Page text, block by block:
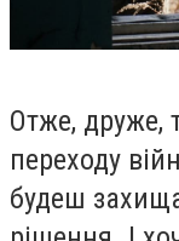
Отже, друже,
переходу
будеш